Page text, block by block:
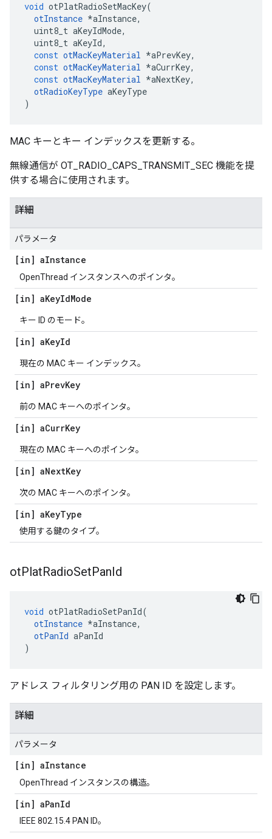
void otPlatRadioSetMacKey(
otInstance *aInstance,
uint8_t aKeyIdMode,
uint8_t aKeyId,
const otMacKeyMaterial *aPrevKey,
const otMacKeyMaterial *aCurrKey,
const otMacKeyMaterial *aNextKey,
otRadioKeyType aKeyType
)
MAC キーとキー インデックスを更新する。
無線通信が OT_RADIO_CAPS_TRANSMIT_SEC 機能を提
供する場合に使用されます。
詳細
パラメータ
[in] aInstance
OpenThread インスタンスへのポインタ。
[in] aKeyIdMode
キー ID のモード。
[in] aKeyId
現在の MAC キー インデックス。
[in] aPrevKey
前の MAC キーへのポインタ。
[in] aCurrKey
現在の MAC キーへのポインタ。
[in] aNextKey
次の MAC キーへのポインタ。
[in] aKeyType
使用する鍵のタイプ。
otPlatRadioSetPanId
void otPlatRadioSetPanId(
otInstance *aInstance,
otPanId aPanId
)
アドレス フィルタリング用の PAN ID を設定します。
詳細
パラメータ
[in] aInstance
OpenThread インスタンスの構造。
[in] aPanId
IEEE 802.15.4 PAN ID。